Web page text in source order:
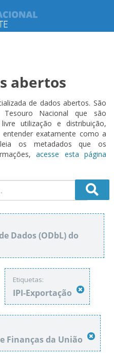
abertos
de dados abertos. São
Tesouro Nacional que são
utilização e distribuição,
exatamente como a
os metadados que os
acesse esta página
Dados (ODbL) do
Etiquetas:
IPI-Exportação
Finanças da União